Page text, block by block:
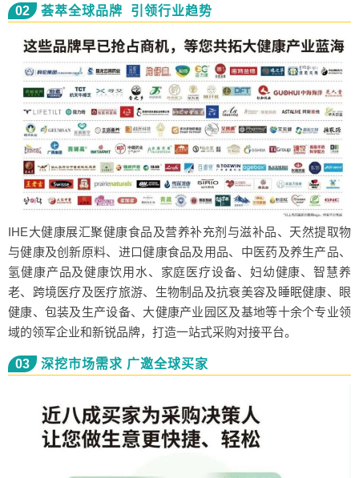
02 荟萃全球品牌 引领行业趋势
IHE大健康展汇聚健康食品及营养补充剂与滋补品、天然提取物
与健康及创新原料、进口健康食品及用品、中医药及养生产品、
氢健康产品及健康饮用水、家庭医疗设备、妇幼健康、智慧养
老、跨境医疗及医疗旅游、生物制品及抗衰美容及睡眠健康、眼
健康、包装及生产设备、大健康产业园区及基地等十余个专业领
域的领军企业和新锐品牌，打造一站式采购对接平台。
03 深挖市场需求 广邀全球买家